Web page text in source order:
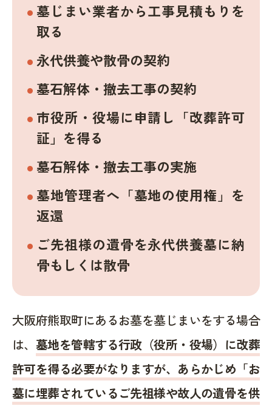
墓じまい業者から工事見積もりを
取る
永代供養や散骨の契約
墓石解体・撤去工事の契約
市役所・役場に申請し「改葬許可
証」を得る
墓石解体・撤去工事の実施
墓地管理者へ「墓地の使用権」を
返還
ご先祖様の遺骨を永代供養墓に納
骨もしくは散骨
大阪府熊取町にあるお墓を墓じまいをする場合
は、 墓地を管轄する行政（役所・役場）に改葬
許可を得る必要がなりますが、あらかじめ「お
墓に埋葬されているご先祖様や故人の遺骨を供